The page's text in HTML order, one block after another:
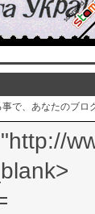
で、あなたのブ